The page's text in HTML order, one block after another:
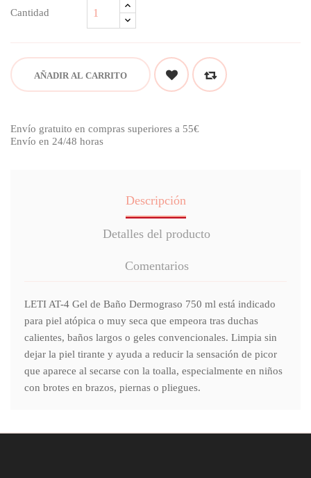
Cantidad
AÑADIR AL CARRITO
Envío gratuito en compras superiores a 55€
Envío en 24/48 horas
Descripción
Detalles del producto
Comentarios
LETI AT-4 Gel de Baño Dermograso 750 ml está indicado
para piel atópica o muy seca que empeora tras duchas
calientes, baños largos o geles convencionales. Limpia sin
dejar la piel tirante y ayuda a reducir la sensación de picor
que aparece al secarse con la toalla, especialmente en niños
con brotes en brazos, piernas o pliegues.